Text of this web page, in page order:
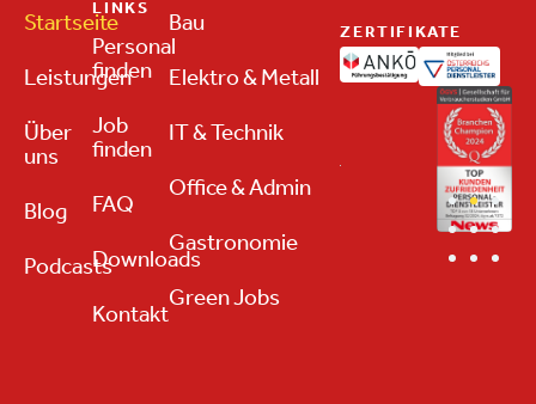
Startseite
Leistungen
Über
uns
Blog
Podcasts
LINKS
Personal
finden
Job
finden
FAQ
Downloads
Kontakt
Bau
Elektro & Metall
IT & Technik
Office & Admin
Gastronomie
Green Jobs
ZERTIFIKATE